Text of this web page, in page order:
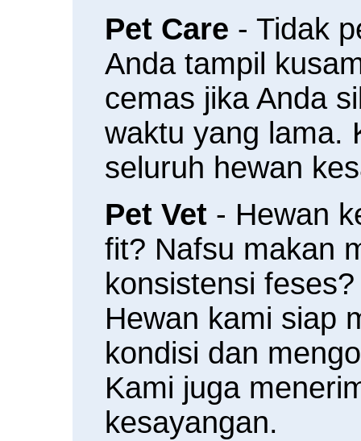
Pet Care - Tidak
Anda tampil
cemas jika Anda
waktu yang lama.
seluruh hewan
Pet Vet - Hewan
fit? Nafsu makan
konsistensi
Hewan kami siap
kondisi dan
Kami juga
kesayangan.